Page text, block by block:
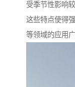
受季节性影响
这些特点使得
等领域的应用广